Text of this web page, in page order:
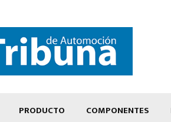
PRODUCTO COMPONENTES